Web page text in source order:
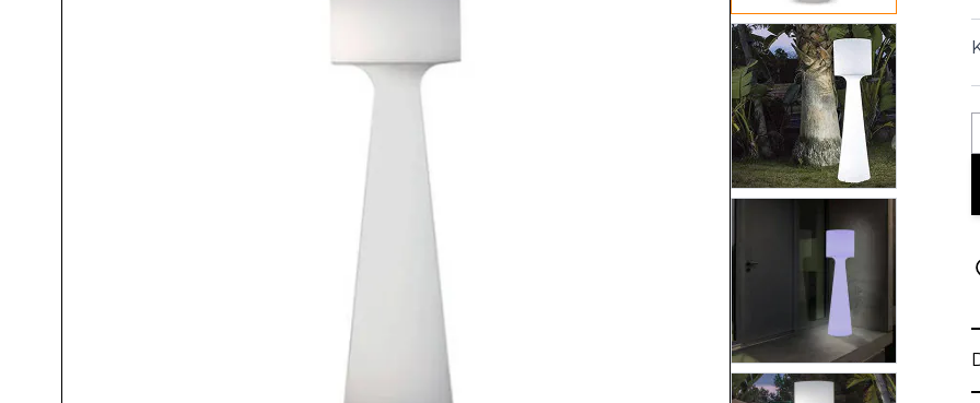
View larger image
View larger image
View larger image